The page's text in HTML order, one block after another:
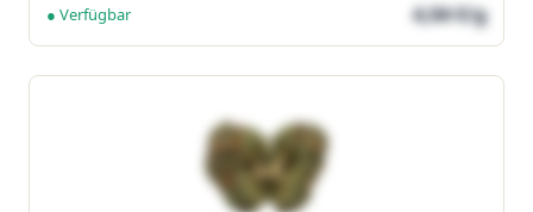
● Verfügbar 4,04 €/g